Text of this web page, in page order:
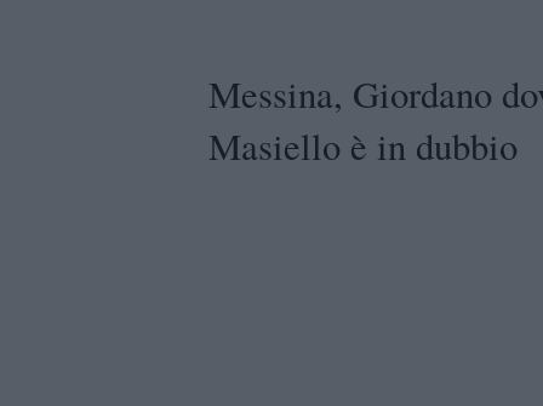
Messina, Giordano
Masiello è in dubbio